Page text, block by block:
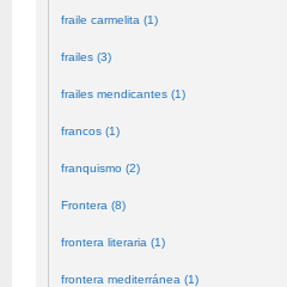
fraile carmelita (1)
frailes (3)
frailes mendicantes (1)
francos (1)
franquismo (2)
Frontera (8)
frontera literaria (1)
frontera mediterránea (1)